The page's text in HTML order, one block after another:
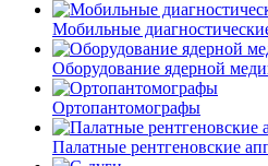
Мобильные
Оборудование ядерной
Ортопантомографы
Палатные рентгеновские